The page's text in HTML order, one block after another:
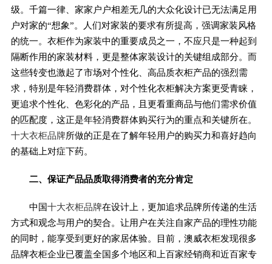
级。千篇一律、家家户户相差无几的大众化设计已无法满足用
户对家的“想象”。人们对家装的要求有所提高，强调家装风格
的统一。衣柜作为家装中的重要成员之一，不应只是一种起到
隔断作用的家装材料，更是整体家装设计的关键组成部分。而
这些转变也激起了市场对个性化、高品质衣柜产品的强烈需
求，特别是年轻消费群体，对个性化衣柜解决方案更受青睐，
更追求个性化、色彩化的产品，且更看重商品与他们需求价值
的匹配度，这正是年轻消费群体购买行为的重点和关键所在。
十大衣柜品牌所做的正是在了解年轻用户的购买力和喜好趋向
的基础上对症下药。
二、保证产品品质取得消费者的充分肯定
中国十大衣柜品牌在设计上，更加追求品牌所传递的生活
方式和观念与用户的契合。让用户在关注自家产品的理性功能
的同时，能享受到更好的家居体验。目前，澳威衣柜发现很多
品牌衣柜企业已覆盖全国多个地区和上百家经销商和近百家专